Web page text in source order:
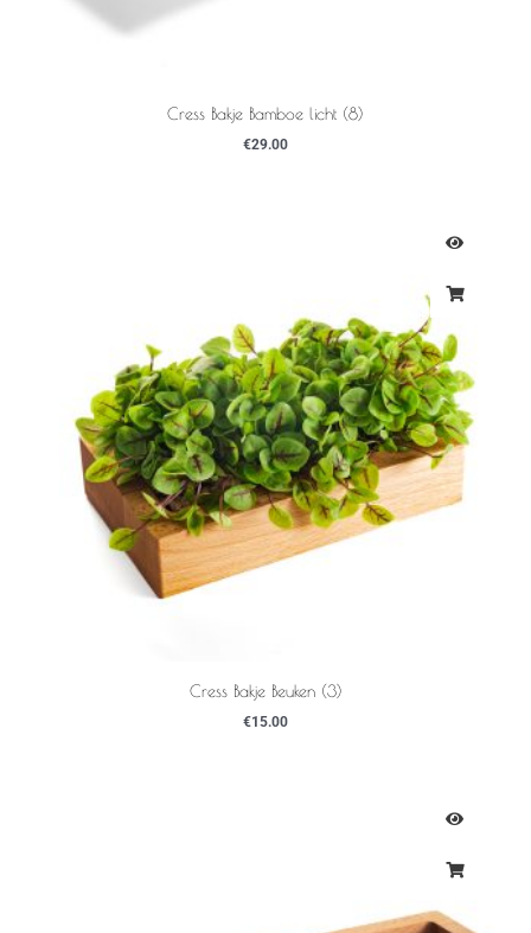
Cress Bakje Bamboe licht (8)
€29.00
Cress Bakje Beuken (3)
€15.00